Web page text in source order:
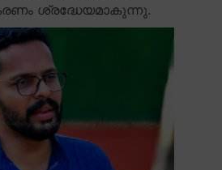
ശ്രദ്ധേയമാകുന്നു.